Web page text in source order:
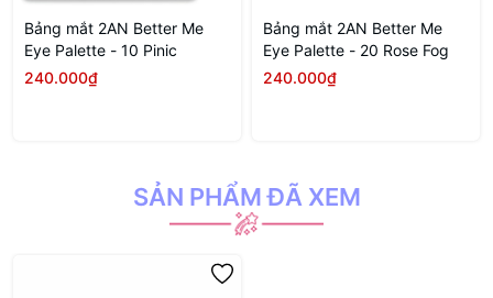
Bảng mắt 2AN Better Me
Eye Palette - 10 Pinic
240.000₫
Bảng mắt 2AN Better Me
Eye Palette - 20 Rose Fog
240.000₫
SẢN PHẨM ĐÃ XEM